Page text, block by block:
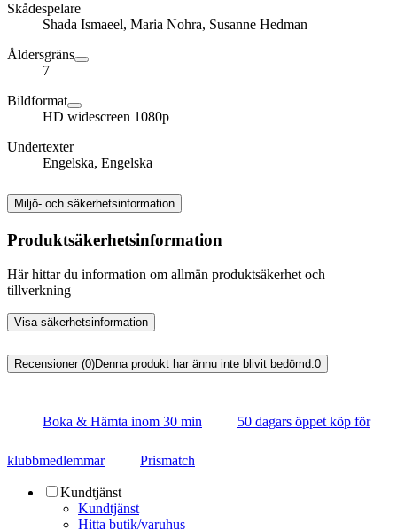
Skådespelare
Shada Ismaeel, Maria Nohra, Susanne Hedman
Åldersgräns
7
Bildformat
HD widescreen 1080p
Undertexter
Engelska, Engelska
Miljö- och säkerhetsinformation
Produktsäkerhetsinformation
Här hittar du information om allmän produktsäkerhet och
tillverkning
Visa säkerhetsinformation
Recensioner (0)Denna produkt har ännu inte blivit bedömd. 0
Boka & Hämta inom 30 min 50 dagars öppet köp för
klubbmedlemmar Prismatch
Kundtjänst
Kundtjänst
Hitta butik/varuhus